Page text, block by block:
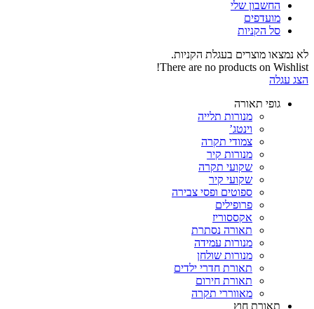
החשבון שלי‬
‫מועדפים‬‬
סל הקניות
לא נמצאו מוצרים בעגלת הקניות.
There are no products on Wishlist!
הצג עגלה
גופי תאורה
מנורות תלייה
וינטג’
צמודי תקרה
מנורות קיר
שקועי תקרה
שקועי קיר
ספוטים ופסי צבירה
פרופילים
אקססוריז
תאורה נסתרת
מנורות עמידה
מנורות שולחן
תאורת חדרי ילדים
תאורת חירום
מאווררי תקרה
תאורת חוץ